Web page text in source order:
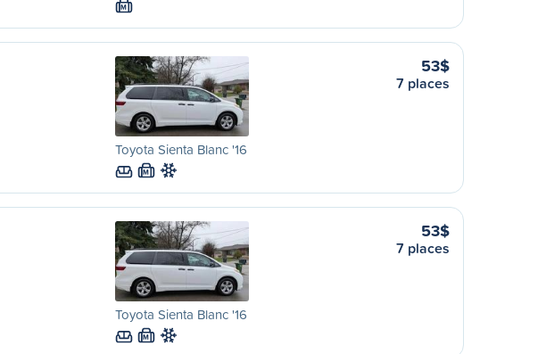
M
Toyota Sienta Blanc '16
M
53$
7 places
Toyota Sienta Blanc '16
M
53$
7 places